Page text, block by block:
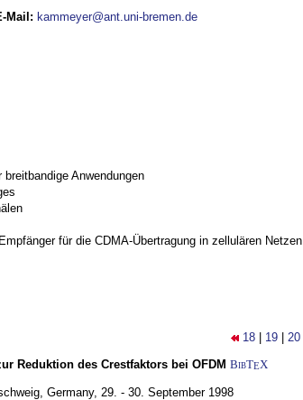
Mail : kammeyer@ant.uni-bremen.de
Anwendungen
für die CDMA-Übertragung in zellulären Netzen
18 19 20
Reduktion des Crestfaktors bei OFDM BibTEX
Germany, 29. - 30. September 1998